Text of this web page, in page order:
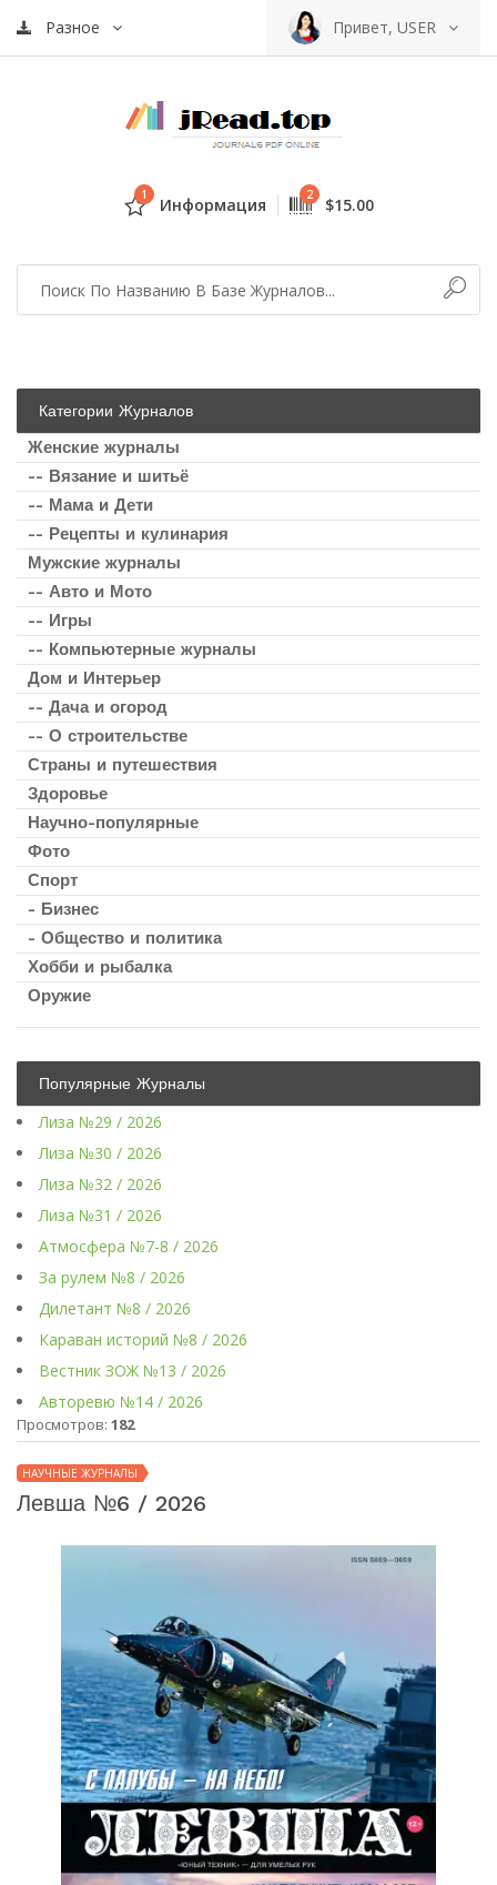
Разное Привет, USER
1 Информация 2 $15.00
Категории Журналов
Женские журналы
-- Вязание и шитьё
-- Мама и Дети
-- Рецепты и кулинария
Мужские журналы
-- Авто и Мото
-- Игры
-- Компьютерные журналы
Дом и Интерьер
-- Дача и огород
-- О строительстве
Страны и путешествия
Здоровье
Научно-популярные
Фото
Спорт
- Бизнес
- Общество и политика
Хобби и рыбалка
Оружие
Популярные Журналы
Лиза №29 / 2026
Лиза №30 / 2026
Лиза №32 / 2026
Лиза №31 / 2026
Атмосфера №7-8 / 2026
За рулем №8 / 2026
Дилетант №8 / 2026
Караван историй №8 / 2026
Вестник ЗОЖ №13 / 2026
Авторевю №14 / 2026
Просмотров: 182
НАУЧНЫЕ ЖУРНАЛЫ
Левша №6 / 2026